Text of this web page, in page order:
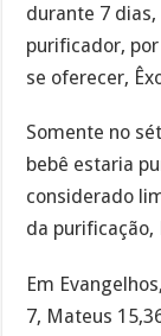
durante 7 dias,
purificador,
se oferecer,
Somente no
bebê estaria
considerado
da purificação,
Em
7, Mateus